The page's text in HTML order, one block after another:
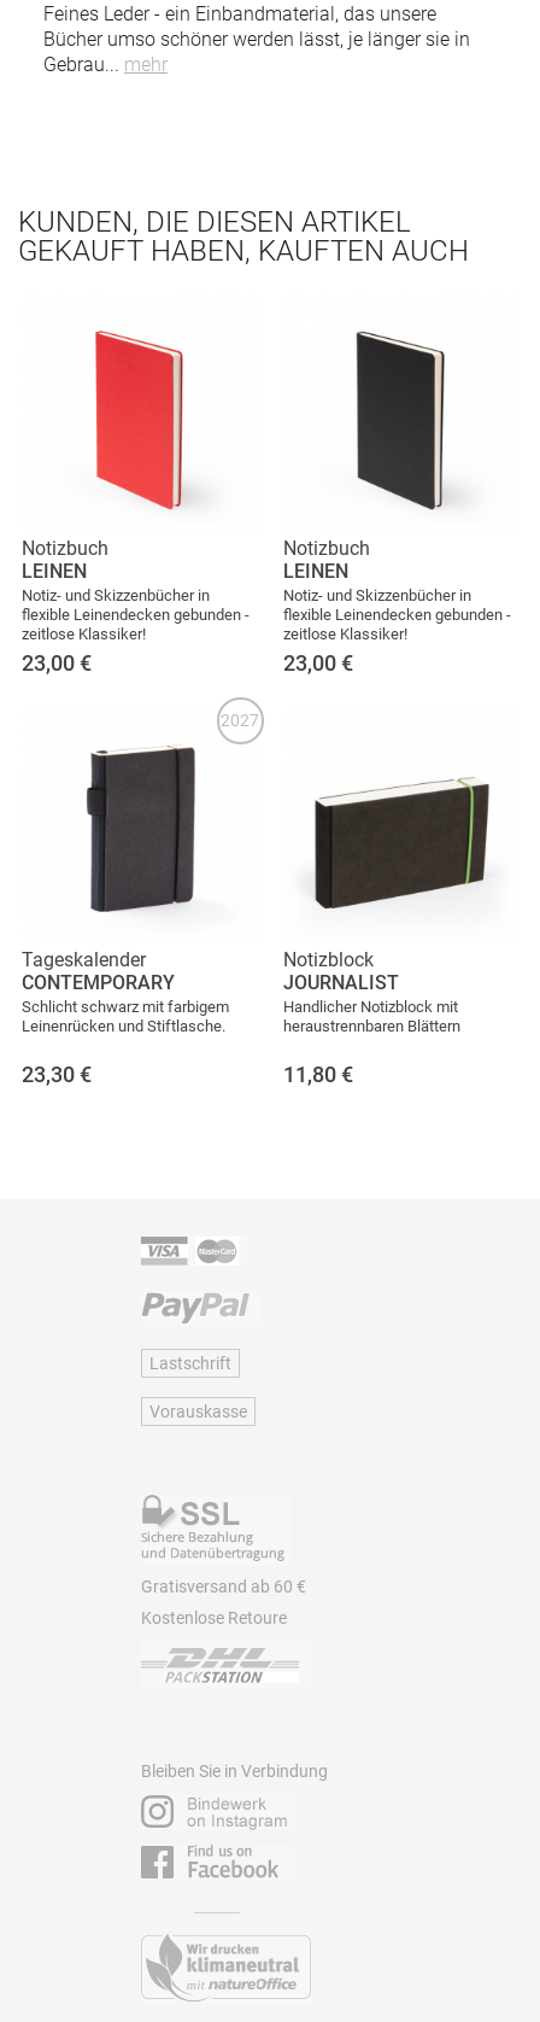
Feines Leder - ein Einbandmaterial, das unsere
Bücher umso schöner werden lässt, je länger sie in
Gebrau... mehr
KUNDEN, DIE DIESEN ARTIKEL
GEKAUFT HABEN, KAUFTEN AUCH
Notizbuch
LEINEN
Notiz- und Skizzenbücher in
flexible Leinendecken gebunden -
zeitlose Klassiker!
23,00 €
Notizbuch
LEINEN
Notiz- und Skizzenbücher in
flexible Leinendecken gebunden -
zeitlose Klassiker!
23,00 €
Tageskalender
CONTEMPORARY
Schlicht schwarz mit farbigem
Leinenrücken und Stiftlasche.
23,30 €
2027
Notizblock
JOURNALIST
Handlicher Notizblock mit
heraustrennbaren Blättern
11,80 €
Lastschrift
Vorauskasse
Gratisversand ab 60 €
Kostenlose Retoure
Bleiben Sie in Verbindung